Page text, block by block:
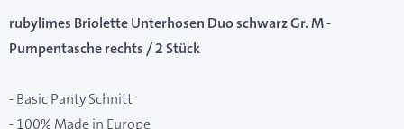
rubylimes Briolette Unterhosen Duo schwarz Gr. M -
Pumpentasche rechts / 2 Stück
- Basic Panty Schnitt
- 100% Made in Europe